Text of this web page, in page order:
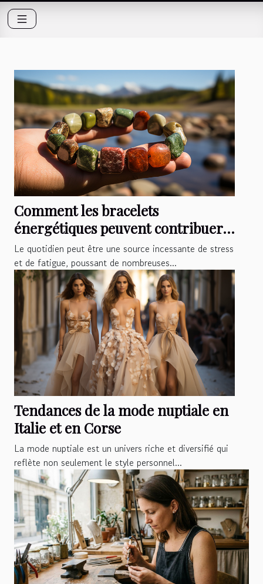
Comment les bracelets
énergétiques peuvent contribuer à
votre bien-être quotidien
Le quotidien peut être une source incessante de stress
et de fatigue, poussant de nombreuses...
Tendances de la mode nuptiale en
Italie et en Corse
La mode nuptiale est un univers riche et diversifié qui
reflète non seulement le style personnel...